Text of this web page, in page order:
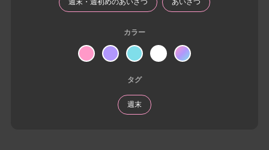
カラー
タグ
週末